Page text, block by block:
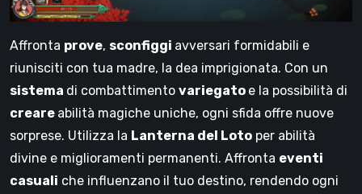
Affronta prove, sconfiggi avversari formidabili e
riunisciti con tua madre, la dea imprigionata. Con un
sistema di combattimento variegato e la possibilità di
creare abilità magiche uniche, ogni sfida offre nuove
sorprese. Utilizza la Lanterna del Loto per abilità
divine e miglioramenti permanenti. Affronta eventi
casuali che influenzano il tuo destino, rendendo ogni